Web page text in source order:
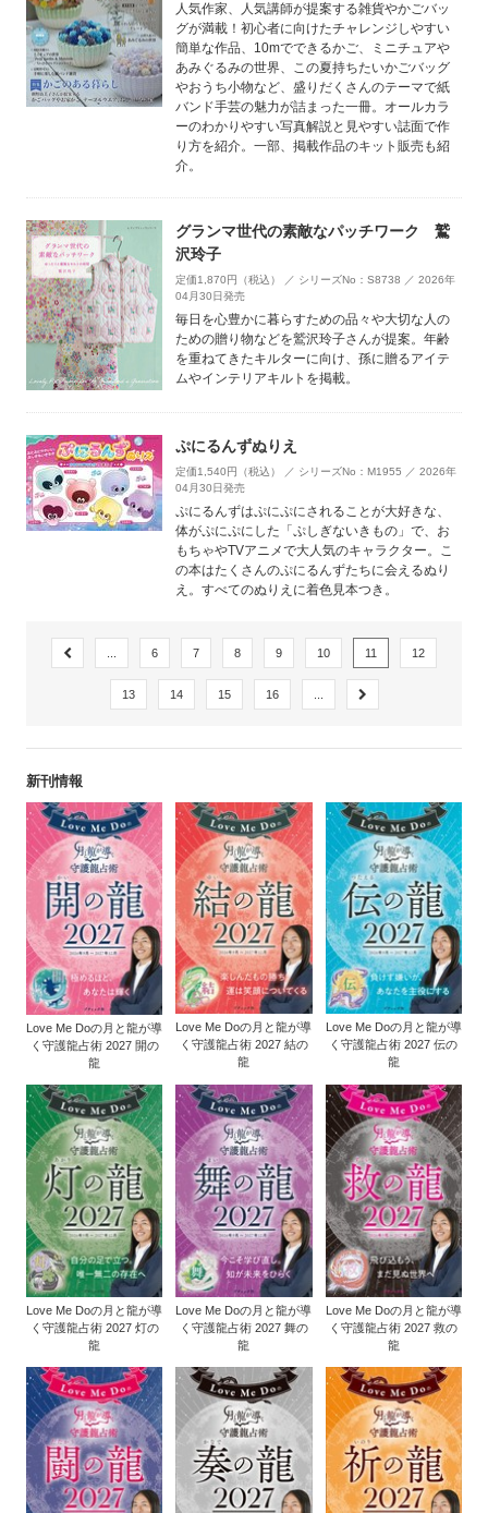
人気作家、人気講師が提案する雑貨やかごバッ
グが満載！初心者に向けたチャレンジしやすい
簡単な作品、10mでできるかご、ミニチュアや
あみぐるみの世界、この夏持ちたいかごバッグ
やおうち小物など、盛りだくさんのテーマで紙
バンド手芸の魅力が詰まった一冊。オールカラ
ーのわかりやすい写真解説と見やすい誌面で作
り方を紹介。一部、掲載作品のキット販売も紹
介。
グランマ世代の素敵なパッチワーク 鷲
沢玲子
定価1,870円（税込） ／ シリーズNo：S8738 ／ 2026年
04月30日発売
毎日を心豊かに暮らすための品々や大切な人の
ための贈り物などを鷲沢玲子さんが提案。年齢
を重ねてきたキルターに向け、孫に贈るアイテ
ムやインテリアキルトを掲載。
ぷにるんずぬりえ
定価1,540円（税込） ／ シリーズNo：M1955 ／ 2026年
04月30日発売
ぷにるんずはぷにぷにされることが大好きな、
体がぷにぷにした「ぷしぎないきもの」で、お
もちゃやTVアニメで大人気のキャラクター。こ
の本はたくさんのぷにるんずたちに会えるぬり
え。すべてのぬりえに着色見本つき。
6 7 8 9 10 11 12
13 14 15 16
新刊情報
Love Me Doの月と龍が導
く守護龍占術 2027 開の
龍
Love Me Doの月と龍が導
く守護龍占術 2027 結の
龍
Love Me Doの月と龍が導
く守護龍占術 2027 伝の
龍
Love Me Doの月と龍が導
く守護龍占術 2027 灯の
龍
Love Me Doの月と龍が導
く守護龍占術 2027 舞の
龍
Love Me Doの月と龍が導
く守護龍占術 2027 救の
龍